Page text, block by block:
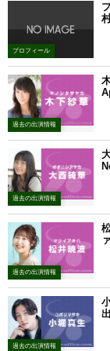
プロフィール
過去の出演情報
過去の出演情報
過去の出演情報
過去の出演情報